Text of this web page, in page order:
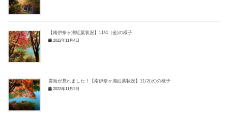
【南伊奈ヶ湖紅葉状況】11/4（金)の様子
2022年11月4日
雲海が見れました！【南伊奈ヶ湖紅葉状況】11/2(水)の様子
2022年11月2日